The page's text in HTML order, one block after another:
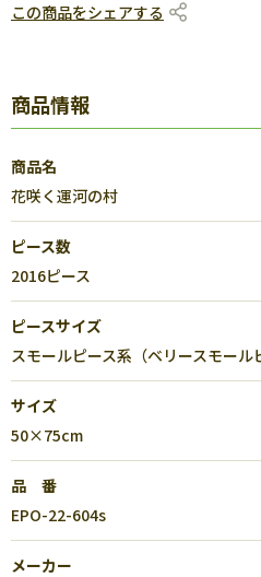
この商品をシェアする
商品情報
商品名
花咲く運河の村
ピース数
2016ピース
ピースサイズ
スモールピース系（ベリースモール
サイズ
50×75cm
品 番
EPO-22-604s
メーカー